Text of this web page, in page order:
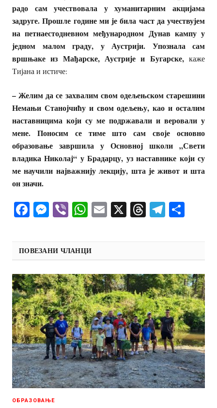
радо сам учествовала у хуманитарним акцијама
задруге. Прошле године ми је била част да учествујем
на петнаестодневном међународном Дунав кампу у
једном малом граду, у Аустрији. Упознала сам
вршњаке из Мађарске, Аустрије и Бугарске,каже
Тијана и истиче:
– Желим да се захвалим свом одељењском старешини
Немањи Станојчићу и свом одељењу, као и осталим
наставницима који су ме подржавали и веровали у
мене. Поносим се тиме што сам своје основно
образовање завршила у Основној школи „Свети
владика Николај“ у Брадарцу, уз наставнике који су
ме научили најважнију лекцију, шта је живот и шта
он значи.
Facebook
Messenger
ViberWhatsApp
Email
X Threads
ПОВЕЗАНИ ЧЛАНЦИ
ОБРАЗОВАЊЕ